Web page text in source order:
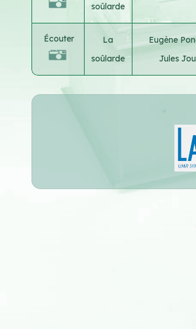
soûlarde
Écouter
La
soûlarde
Eugène
Jules